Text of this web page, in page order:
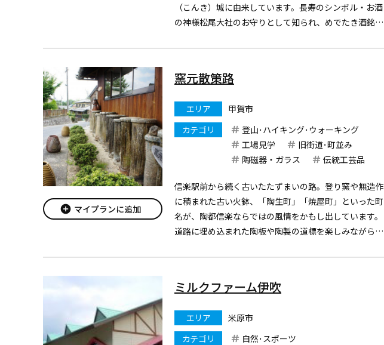
（こんき）城に由来しています。長寿のシンボル・お酒
の神様松尾大社のお守りとして知られ、めでたき酒銘と
見学や季節のお酒の試飲などを楽しむことができます。
add_circle マイプランに追加
窯元散策路
エリア
甲賀市
カテゴリ
登山･ハイキング･ウォーキング
工場見学
旧街道･町並み
陶磁器・ガラス
伝統工芸品
信楽駅前から続く古いたたずまいの路。登り窯や無造作
に積まれた古い火鉢、「陶生町」「焼屋町」といった町
名が、陶都信楽ならではの風情をかもし出しています。
道路に埋め込まれた陶板や陶製の道標を楽しみながら、
出会えるはずです。
ミルクファーム伊吹
エリア
米原市
カテゴリ
自然･スポーツ